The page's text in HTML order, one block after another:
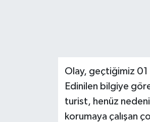
Olay, geçtiğimiz 01
Edinilen bilgiye
turist, henüz
korumaya çalışan